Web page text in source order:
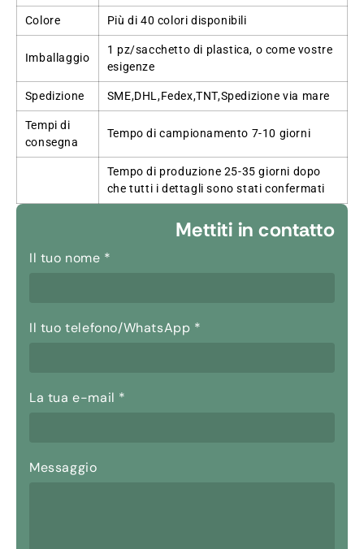
Colore Più di 40 colori disponibili
Imballaggio
1 pz/sacchetto di plastica, o come vostre
esigenze
Spedizione SME,DHL,Fedex,TNT,Spedizione via mare
Tempi di
consegna
Tempo di campionamento 7-10 giorni
Tempo di produzione 25-35 giorni dopo
che tutti i dettagli sono stati confermati
Mettiti in contatto
Il tuo nome *
Il tuo telefono/WhatsApp *
La tua e-mail *
Messaggio